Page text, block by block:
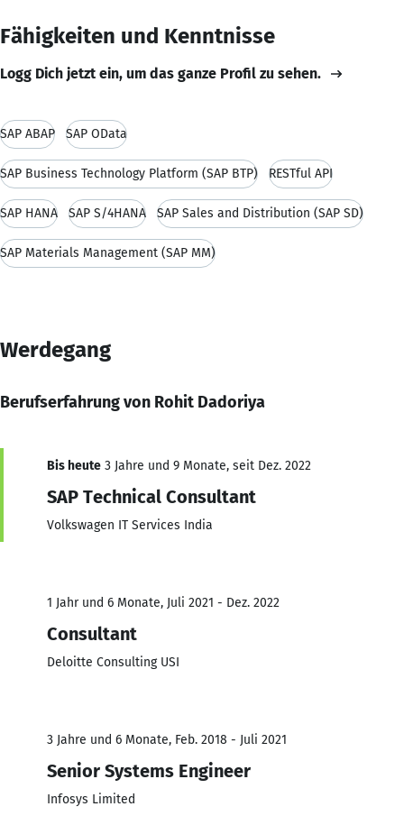
Fähigkeiten und Kenntnisse
Logg Dich jetzt ein, um das ganze Profil zu sehen.
SAP ABAP SAP OData
SAP Business Technology Platform (SAP BTP) RESTful API
SAP HANA SAP S/4HANA SAP Sales and Distribution (SAP SD)
SAP Materials Management (SAP MM)
Werdegang
Berufserfahrung von Rohit Dadoriya
Bis heute 3 Jahre und 9 Monate, seit Dez. 2022
SAP Technical Consultant
Volkswagen IT Services India
1 Jahr und 6 Monate, Juli 2021 - Dez. 2022
Consultant
Deloitte Consulting USI
3 Jahre und 6 Monate, Feb. 2018 - Juli 2021
Senior Systems Engineer
Infosys Limited